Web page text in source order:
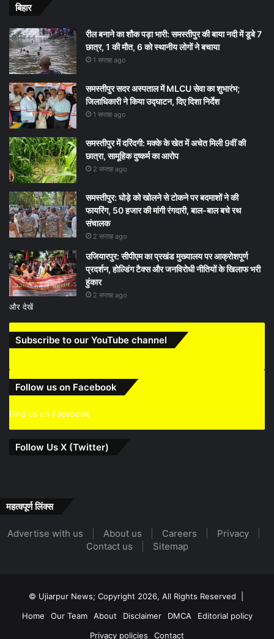
बिहार
रील बनाने का शौक पड़ा भारी: समस्तीपुर की बाया नदी में डूबे 7
छात्र, 1 की मौत, 6 को स्थानीय लोगों ने बचाया
1 सप्ताह ago
समस्तीपुर सदर अस्पताल में MLCU सेवा का शुभारंभ;
जिलाधिकारी ने किया उद्घाटन, दिए दिशा निर्देश
1 सप्ताह ago
समस्तीपुर में दरिंदगी: मक्के के खेत में अचेत मिली 9वीं की
छात्रा, सामूहिक दुष्कर्म का आरोप
2 सप्ताह ago
समस्तीपुर: घोड़े को खोलने से टोकने पर बदमाशों ने की
फायरिंग, 50 हजार की मांगी रंगदारी, बाल-बाल बचे रथ
संचालक
2 सप्ताह ago
उजियारपुर: सीपीएम का प्रखंड मुख्यालय पर आक्रोशपूर्ण
प्रदर्शन, होल्डिंग टैक्स और जनविरोधी नीतियों के खिलाफ भरी
हुंकार
2 सप्ताह ago
और देखें
Subscribe to our YouTube channel
Follow us on Facebook
Find us on Facebook
Follow Us X (Twitter)
महत्वपूर्ण लिंक्स
Advertise with us About us Careers Privacy
Contact us
Sitemap
© Ujiarpur News; Copyright 2026, All Rights Reserved |
Home
Our Team About Disclaimer DMCA
Editorial policy
Privacy policies
Contact